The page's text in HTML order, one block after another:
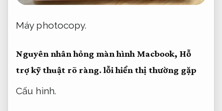
Máy photocopy.
Nguyên nhân hỏng màn hình Macbook, Hỗ
trợ kỹ thuật rõ ràng.lỗi hiển thị thường gặp
Cấu hình.